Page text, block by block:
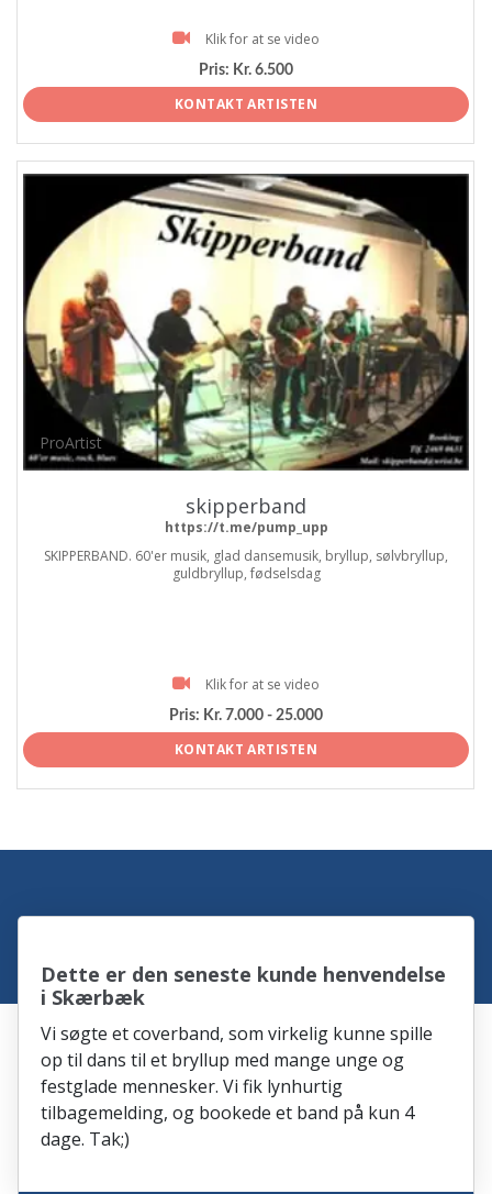
Klik for at se video
Pris: Kr. 6.500
KONTAKT ARTISTEN
ProArtist
skipperband
https://t.me/pump_upp
SKIPPERBAND. 60'er musik, glad dansemusik, bryllup, sølvbryllup,
guldbryllup, fødselsdag
Klik for at se video
Pris: Kr. 7.000 - 25.000
KONTAKT ARTISTEN
Dette er den seneste kunde henvendelse
i Skærbæk
Vi søgte et coverband, som virkelig kunne spille
op til dans til et bryllup med mange unge og
festglade mennesker. Vi fik lynhurtig
tilbagemelding, og bookede et band på kun 4
dage. Tak;)